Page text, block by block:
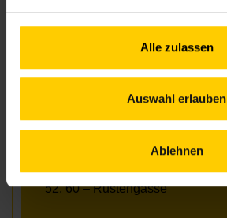
Alle zulassen
Auswahl erlauben
Ablehnen
nbz15@wiener.hilfswerk.at
Nachbarschaftszentren
Anfahrt
12A – Stiegergasse
U4, U6 – Längenfeldgasse
52, 60 – Rustengasse